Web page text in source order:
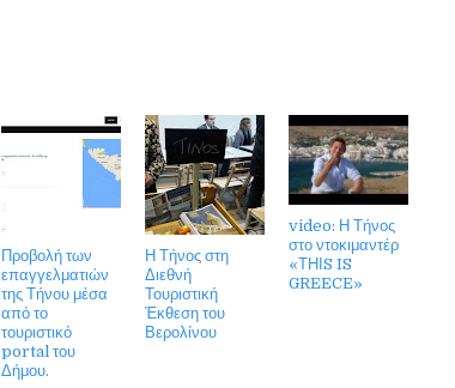
Προβολή των
επαγγελματιών
της Τήνου μέσα
από το
τουριστικό
portal του
Δήμου.
Η Τήνος στη
Διεθνή
Τουριστική
Έκθεση του
Βερολίνου
video: Η Τήνος
στο ντοκιμαντέρ
«ΤΗΙS IS
GREECE»